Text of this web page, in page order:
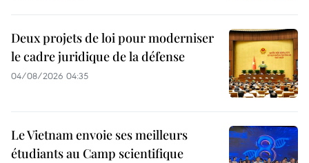
Deux projets de loi pour moderniser
le cadre juridique de la défense
04/08/2026 04:35
Le Vietnam envoie ses meilleurs
étudiants au Camp scientifique